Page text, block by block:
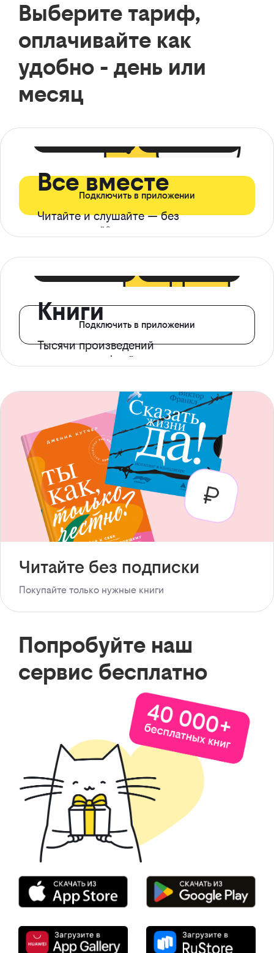
Выберите тариф,
оплачивайте как
удобно - день или
месяц
Все вместе
Читайте и слушайте — без
ограничений*
Подключить в приложении
Книги
Тысячи произведений
с доступом офлайн
Подключить в приложении
Читайте без подписки
Покупайте только нужные книги
Попробуйте наш
сервис бесплатно